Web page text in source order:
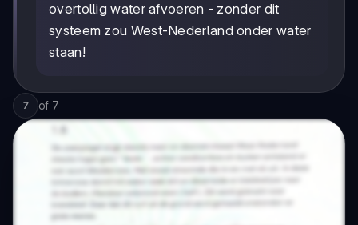
overtollig water afvoeren - zonder dit
systeem zou West-Nederland onder water
staan!
7 of 7